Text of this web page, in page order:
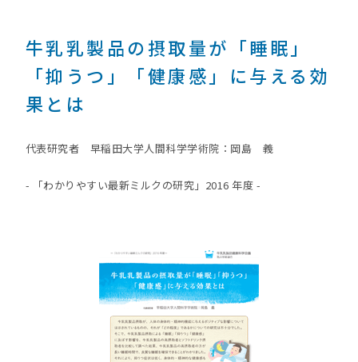
牛乳乳製品の摂取量が「睡眠」
「抑うつ」「健康感」に与える効
果とは
代表研究者 早稲田大学人間科学学術院：岡島 義
- 「わかりやすい最新ミルクの研究」2016 年度 -